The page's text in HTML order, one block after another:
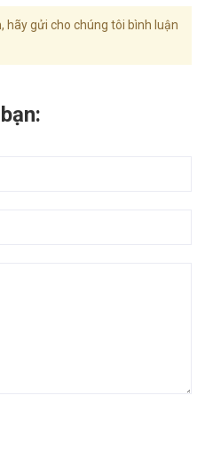
hãy gửi cho chúng tôi bình luận